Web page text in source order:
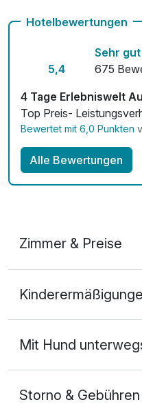
Mit Hotelbar
Hotelbewertungen
5,4
Sehr gut
675
4 Tage Erlebniswelt
Top Preis-
Bewertet mit 6,0 Punkten
Alle Bewertungen
Zimmer & Preise
2 Erwachsene
Zusatznächte
Mit Hund
Storno & Gebühren